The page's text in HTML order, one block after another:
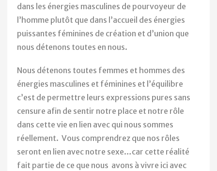
dans les énergies masculines de pourvoyeur de
l’homme plutôt que dans l’accueil des énergies
puissantes féminines de création et d’union que
nous détenons toutes en nous.
Nous détenons toutes femmes et hommes des
énergies masculines et féminines et l’équilibre
c’est de permettre leurs expressions pures sans
censure afin de sentir notre place et notre rôle
dans cette vie en lien avec qui nous sommes
réellement. Vous comprendrez que nos rôles
seront en lien avec notre sexe…car cette réalité
fait partie de ce que nous avons à vivre ici avec